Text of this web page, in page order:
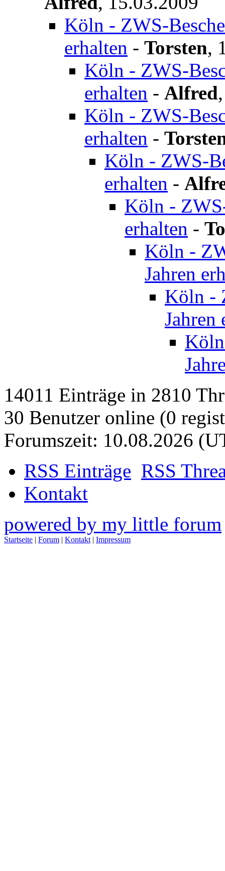
Köln - ZWS-
erhalten - Torsten,
Köln - ZWS-
erhalten - Alfred
Köln - ZWS-
erhalten -
Köln - ZWS-
erhalten -
Köln -
erhalten -
Köln -
Jahren
Köln -
Jahren
14011 Einträge in 2810
30 Benutzer online (0
Forumszeit: 10.08.2026
RSS Einträge RSS
Kontakt
powered by my little forum
Startseite | Forum | Kontakt | Impressum